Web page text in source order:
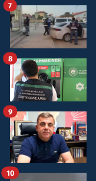
7
8
9
10